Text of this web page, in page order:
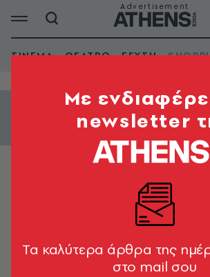
ΣΙΝΕΜΑ ΘΕΑΤΡΟ ΓΕΥΣΗ
Εμφάνιση φίλτρων
Mε
newsletter
Tα καλύτερα άρθρα της
στο mail σου